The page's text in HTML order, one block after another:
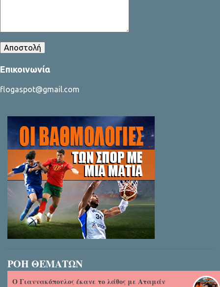
Επικοινωνία
flogaspot@gmail.com
ΡΟΗ ΘΕΜΑΤΩΝ
Ο Γιαννακόπουλος έκανε το λάθος με Αταμάν